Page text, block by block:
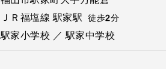
ＪＲ福塩線 駅家駅 徒歩2分
駅家小学校 ／ 駅家中学校